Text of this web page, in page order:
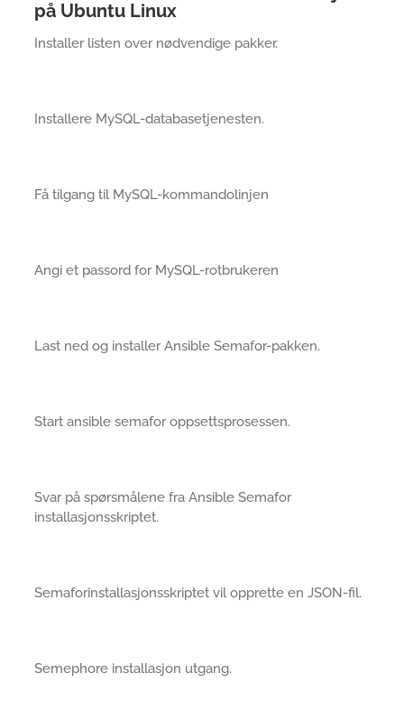
på Ubuntu Linux
Installer listen over nødvendige pakker.
Installere MySQL-databasetjenesten.
Få tilgang til MySQL-kommandolinjen
Angi et passord for MySQL-rotbrukeren
Last ned og installer Ansible Semafor-pakken.
Start ansible semafor oppsettsprosessen.
Svar på spørsmålene fra Ansible Semafor
installasjonsskriptet.
Semaforinstallasjonsskriptet vil opprette en JSON-fil.
Semephore installasjon utgang.